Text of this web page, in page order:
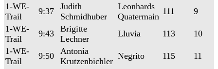
1-WE-
Trail
9:37
Judith
Schmidhuber
Leonhards
Quatermain
111
9
1-WE-
Trail
9:43
Brigitte
Lechner
Lluvia 113
10
1-WE-
Trail
9:50
Antonia
Krutzenbichler
Negrito 115
11